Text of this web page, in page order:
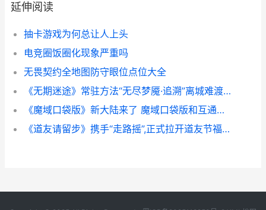
延伸阅读
抽卡游戏为何总让人上头
电竞圈饭圈化现象严重吗
无畏契约全地图防守眼位点位大全
《无期迷途》常驻方法“无尽梦魇·追溯”离城难渡·下篇今天开始 无期迷途主角立绘
《魔域口袋版》新大陆来了 魔域口袋版和互通版有啥区别
《道友请留步》携手“走路摇”,正式拉开道友节福利盛宴序幕 道友请留步内购破解